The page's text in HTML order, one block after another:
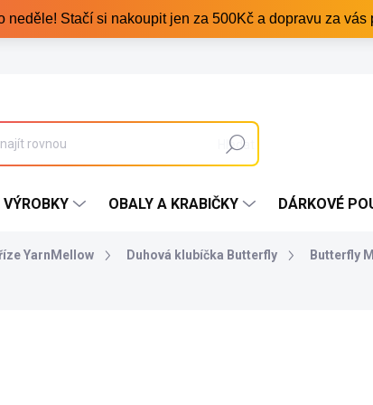
neděle! Stačí si nakoupit jen za 500Kč a dopravu za vás
Hledat
OBALY A KRABIČKY DÁRKOVÉ
YarnMellow Duhová klubíčka Butterfly
Butterfly